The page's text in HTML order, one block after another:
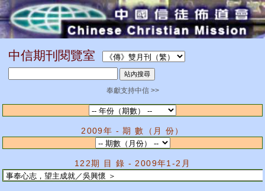
中信期刊閱覽室
奉獻支持中信 >>
2009年 - 期 數（月 份）
122期 目 錄 - 2009年1-2月